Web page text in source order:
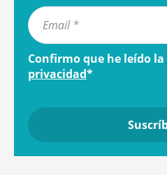
Confirmo que he leído la
privacidad*